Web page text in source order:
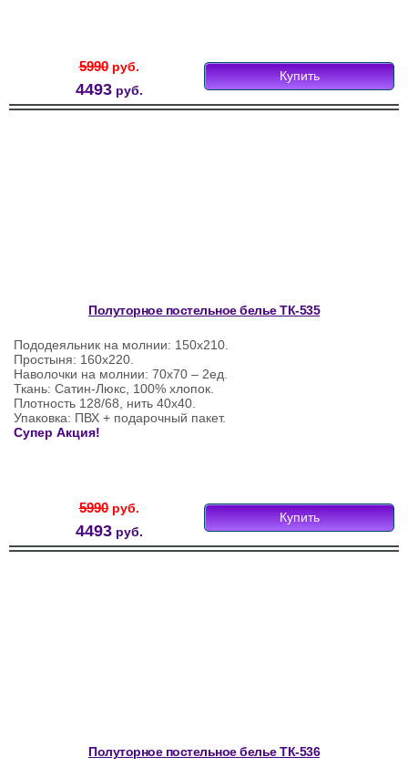
5990руб.
4493руб.
Купить
Полуторное постельное белье ТК-535
Пододеяльник на молнии: 150х210.
Простыня: 160х220.
Наволочки на молнии: 70х70 – 2ед.
Ткань: Сатин-Люкс, 100% хлопок.
Плотность 128/68, нить 40х40.
Упаковка: ПВХ + подарочный пакет.
Супер Акция!
5990руб.
4493руб.
Купить
Полуторное постельное белье ТК-536